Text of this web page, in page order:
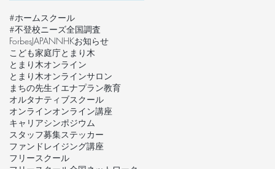
#ホームスクール
#不登校ニーズ全国調査
ForbesJAPANNHKお知らせ
こども家庭庁とまり木
とまり木オンライン
とまり木オンラインサロン
まちの先生イエナプラン教育
オルタナティブスクール
オンラインオンライン講座
キャリアシンポジウム
スタッフ募集ステッカー
ファンドレイジング講座
フリースクール